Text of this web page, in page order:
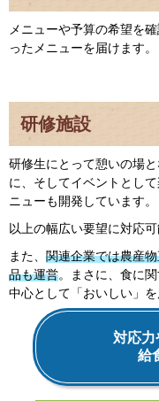
メニューや予算の希望を
ったメニューを届けます。
研修施設
研修生にとって憩いの場
に、そしてイベントとし
ニューも開発しています。
以上の幅広い要望に対応可
また、 関連企業では農産
品も運営。まさに、食に
中心として「おいしい」を
対応力
給